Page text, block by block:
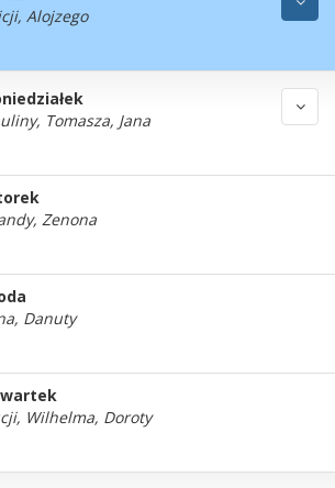
Alojzego
Tomasza, Jana
Zenona
Danuty
Wilhelma, Doroty